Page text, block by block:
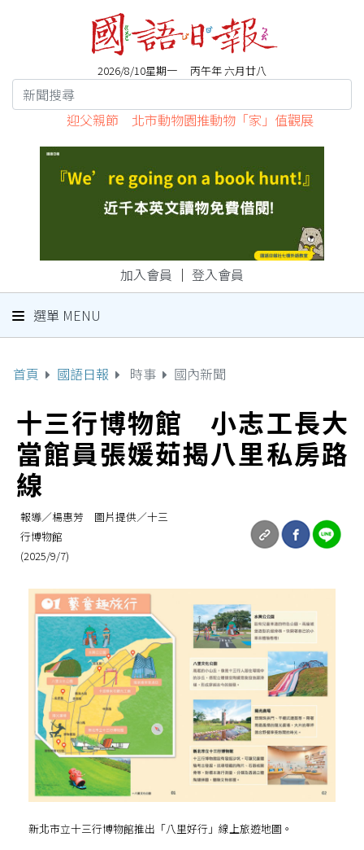
2026/8/10星期一 丙午年 六月廿八
迎父親節 北市動物園推動物「家」值觀展
加入會員 ｜ 登入會員
選單 MENU
首頁 國語日報 時事 國內新聞
十三行博物館 小志工長大
當館員張媛茹揭八里私房路
線
報導／楊惠芳 圖片提供／十三
行博物館
(2025/9/7)
新北市立十三行博物館推出「八里好行」線上旅遊地圖。